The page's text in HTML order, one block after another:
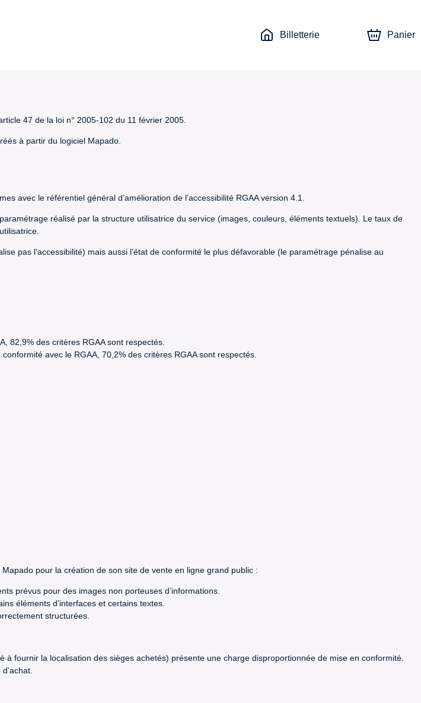
Billetterie Panier
47 de la loi n° 2005-102 du 11 février 2005.
à partir du logiciel Mapado.
avec le référentiel général d’amélioration de l’accessibilité RGAA version 4.1.
réalisé par la structure utilisatrice du service (images, couleurs, éléments textuels). Le taux de
pas l’accessibilité) mais aussi l’état de conformité le plus défavorable (le paramétrage pénalise au
82,9% des critères RGAA sont respectés.
avec le RGAA, 70,2% des critères RGAA sont respectés.
pour la création de son site de vente en ligne grand public :
prévus pour des images non porteuses d’informations.
éléments d’interfaces et certains textes.
structurées.
fournir la localisation des sièges achetés) présente une charge disproportionnée de mise en conformité.